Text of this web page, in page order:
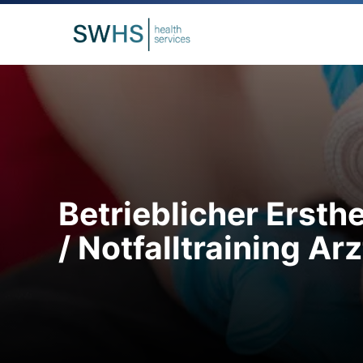
Betrieblicher
/ Notfalltraining